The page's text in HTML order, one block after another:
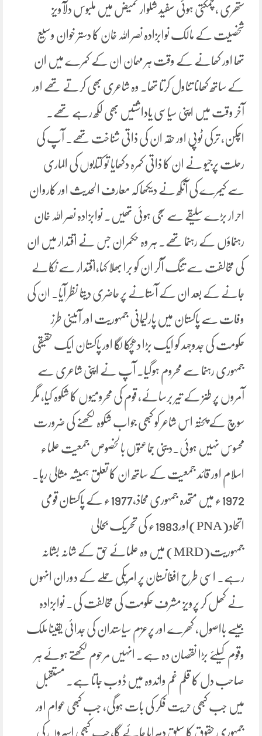
ستھری ،چمکتی ہوئی سفید شلوار قمیض میں ملبوس دلآویز
شخصیت کے مالک نوابزادہ نصر اللہ خان کا دستر خوان وسیع
تھا اور کھانے کے وقت ہر مہمان ان کے کمرے میں ان
کے ساتھ کھانا تناول کرتا تھا۔ وہ شاعری بھی کرتے تھے اور
آخر وقت میں اپنی سیاسی یاداشتیں بھی لکھ رہے تھے۔
اچکن، ترکی ٹوپی اور حقہ ان کی ذاتی شناخت تھے۔ آپ کی
رحلت پرجیو نے ان کا ذاتی کمرہ دکھایا تو کتابوں کی الماری
سے کیمرے کی آنکھ نے دیکھا کہ معارف الحدیث اور کاروان
احرار بڑے سلیقے سے سجی ہوئی تھیں۔ نوابزادہ نصر اللہ خان
رہنماؤں کے رہنما تھے۔ ہر وہ حکمران جس نے اقتدار میں ان
کی مخالفت سے تنگ آکر ان کو برا بھلا کہا،اقتدار سے نکالے
جانے کے بعد ان کے آستانے پر حاضری دیتا نظر آیا۔ ان کی
وفات سے پاکستان میں پارلیمانی جمہوریت اور آئینی طرز
حکومت کی جدوجہد کو ایک بڑا دھچکا لگا اور پاکستان ایک حقیقی
جمہوری رہنما سے محروم ہوگیا۔ آپ نے اپنی شاعری سے
آمروں پر طنز کے تیر برسائے، قوم کی محرومیوں کا شکوہ کیا، مگر
سوچ کے پختہ اس شاعر کو کبھی جواب شکوہ لکھنے کی ضرورت
محسوس نہیں ہوئی۔دینی جماعتوں بالخصوص جمعیت علماء
اسلام اور قائد جمعیت کے ساتھ ان کا تعلق ہمیشہ مثالی رہا۔
1972ء میں متحدہ جمہوری محاذ،1977ء کے پاکستان قومی
اتحاد(PNA)اور1983ء کی تحریک بحالی
جمہوریت(MRD) میں وہ علمائے حق کے شانہ بشانہ
رہے۔ اسی طرح افغانستان پر امریکی حملے کے دوران انہوں
نے کھل کر پرویز مشرف حکومت کی مخالفت کی۔ نوابزادہ
جیسے بااصول، کھرے اور پرعزم سیاستدان کی جدائی یقینا ملک
وقوم کیلئے بڑا نقصان دہ ہے۔ انہیں مرحوم لکھتے ہوئے ہر
صاحب دل کا قلم غم واندوہ میں ڈوب جاتا ہے۔ مستقبل
میں جب کبھی حریت فکر کی بات ہوگی، جب کبھی عوام اور
جمہوری حقوق کا سبق دہرایا جائے گا،جب کبھی اسیروں کی